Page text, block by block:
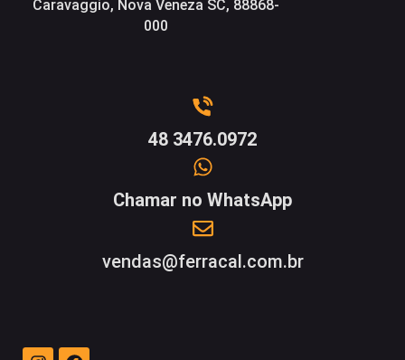
Caravaggio, Nova Veneza SC, 88868-
000
48 3476.0972
Chamar no WhatsApp
vendas@ferracal.com.br